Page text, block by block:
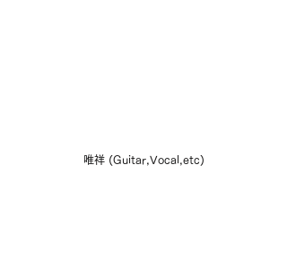
唯祥 (Guitar,Vocal,etc)